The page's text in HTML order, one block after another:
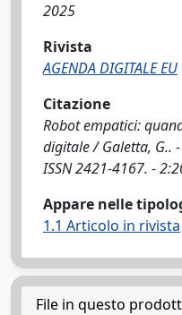
2025
Rivista
AGENDA DIGITALE EU
Citazione
Robot empatici:
digitale / Galetta, G.. -
ISSN 2421-4167. -
Appare nelle
1.1 Articolo in rivista
File in questo